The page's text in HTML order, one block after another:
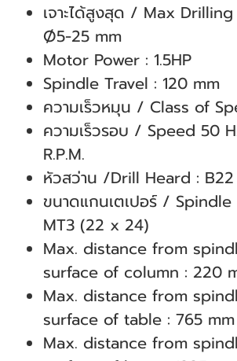
เจาะได้สูงสุด / Max
Ø5-25 mm
Motor Power : 1.5HP
Spindle Travel : 120 mm
ความเร็วหมุน / Class of
ความเร็วรอบ / Speed 50
R.P.M.
หัวสว่าน /Drill Heard : B22
ขนาดแกนเตเปอร์ /
MT3 (22 x 24)
Max. distance from
surface of column : 220
Max. distance from
surface of table : 765 mm
Max. distance from